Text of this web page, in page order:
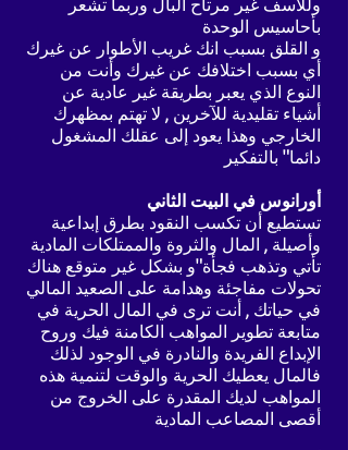
وللأسف غير مرتاح البال وربما تشعر
بأحاسيس الوحدة
و القلق بسبب انك غريب الأطوار عن غيرك
أي بسبب اختلافك عن غيرك وأنت من
النوع الذي يعبر بطريقة غير عادية عن
أشياء تقليدية للآخرين , لا تهتم بمظهرك
الخارجي وهذا يعود إلى عقلك المشغول
دائما" بالتفكير
أورانوس في البيت الثاني
تستطيع أن تكسب النقود بطرق إبداعية
وأصيلة , المال والثروة والممتلكات المادية
تأتي وتذهب فجأة"و بشكل غير متوقع هناك
تحولات مفاجئة وهدامة على الصعيد المالي
في حياتك , أنت ترى في المال الحرية في
متابعة تطوير المواهب الكامنة فيك وروح
الإبداع الفريدة والنادرة في الوجود لذلك
فالمال يعطيك الحرية والوقت لتنمية هذه
المواهب لديك المقدرة على الخروج من
أقصى المصاعب المادية